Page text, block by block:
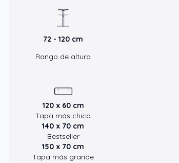
72 - 120 cm
Rango de altura
120 x 60 cm
Tapa más chica
140 x 70 cm
Bestseller
150 x 70 cm
Tapa más grande